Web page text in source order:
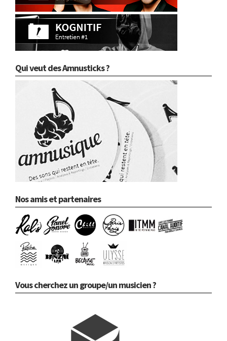
Qui veut des Amnusticks ?
Nos amis et partenaires
Vous cherchez un groupe/un musicien ?